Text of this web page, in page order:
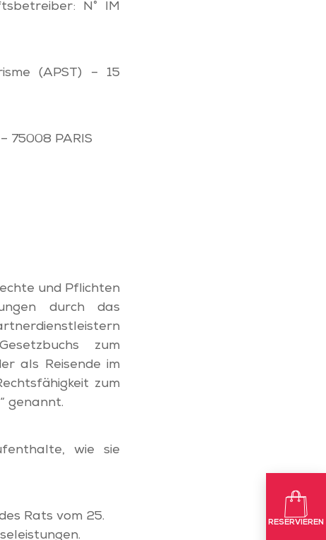
RESERVIEREN
N° IM
(APST) – 15
75008 PARIS
und Pflichten
durch das
zum
als Reisende im
zum
genannt.
wie sie
Rats vom 25.